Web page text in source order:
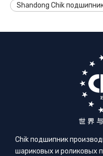
Shandong Chik
Chik подшипник
шариковых и роликовых